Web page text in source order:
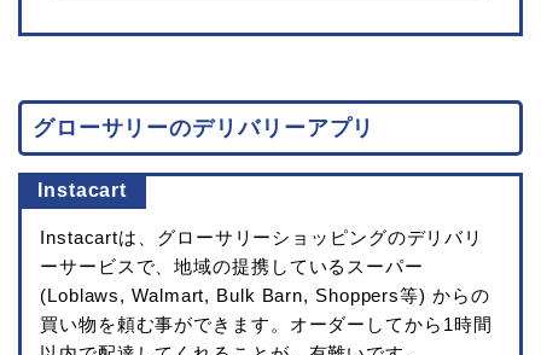
グローサリーのデリバリーアプリ
Instacart
Instacartは、グローサリーショッピングのデリバリ
ーサービスで、地域の提携しているスーパー
(Loblaws, Walmart, Bulk Barn, Shoppers等) からの
買い物を頼む事ができます。オーダーしてから1時間